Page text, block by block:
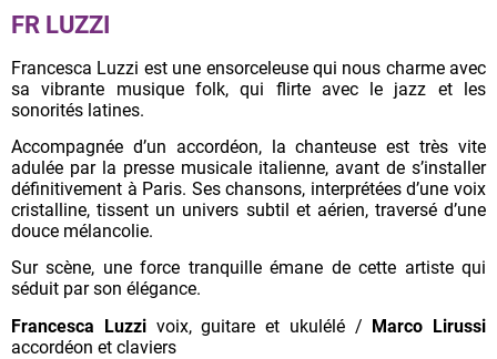
FR LUZZI
Francesca Luzzi est une ensorceleuse qui nous charme avec
sa vibrante musique folk, qui flirte avec le jazz et les
sonorités latines.
Accompagnée d’un accordéon, la chanteuse est très vite
adulée par la presse musicale italienne, avant de s’installer
définitivement à Paris. Ses chansons, interprétées d’une voix
cristalline, tissent un univers subtil et aérien, traversé d’une
douce mélancolie.
Sur scène, une force tranquille émane de cette artiste qui
séduit par son élégance.
Francesca Luzzivoix, guitare et ukulélé / Marco Lirussi
accordéon et claviers